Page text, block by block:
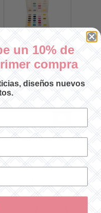
DE COLORES DE HILO
NATURA JUST COTTON
SKU: W302C
$1,733.00 MXN
un 10% de
compra
diseños nuevos